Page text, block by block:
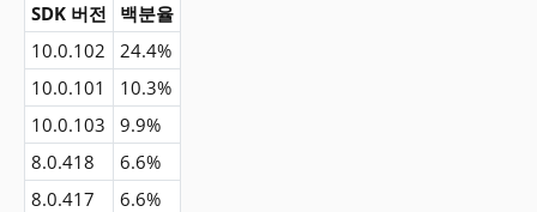
SDK 버전
백분율
10.0.102
24.4%
10.0.101
10.3%
10.0.103
9.9%
8.0.418
6.6%
8.0.417
6.6%